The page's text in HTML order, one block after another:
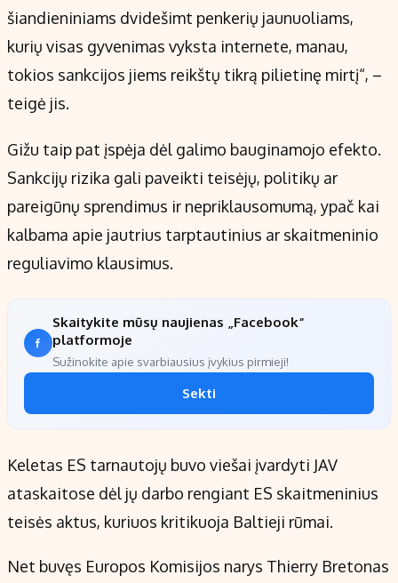
šiandieniniams dvidešimt penkerių jaunuoliams,
kurių visas gyvenimas vyksta internete, manau,
tokios sankcijos jiems reikštų tikrą pilietinę mirtį“, –
teigė jis.
Gižu taip pat įspėja dėl galimo bauginamojo efekto.
Sankcijų rizika gali paveikti teisėjų, politikų ar
pareigūnų sprendimus ir nepriklausomumą, ypač kai
kalbama apie jautrius tarptautinius ar skaitmeninio
reguliavimo klausimus.
Skaitykite mūsų naujienas „Facebook“
platformoje
Sužinokite apie svarbiausius įvykius pirmieji!
Sekti
Keletas ES tarnautojų buvo viešai įvardyti JAV
ataskaitose dėl jų darbo rengiant ES skaitmeninius
teisės aktus, kuriuos kritikuoja Baltieji rūmai.
Net buvęs Europos Komisijos narys Thierry Bretonas